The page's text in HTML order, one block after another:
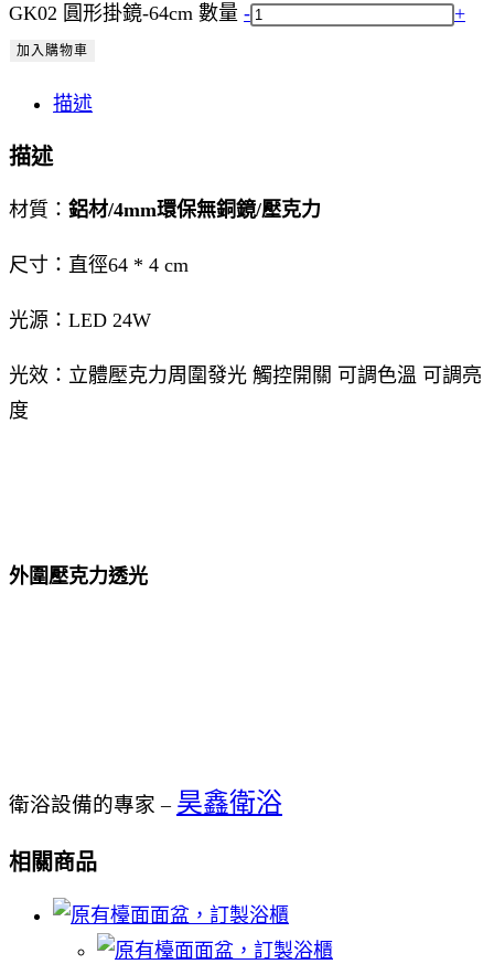
GK02 圓形掛鏡-64cm 數量 - +
加入購物車
描述
描述
材質： 鋁材/4mm環保無銅鏡/壓克力
尺寸：直徑64 * 4 cm
光源：LED 24W
光效：立體壓克力周圍發光 觸控開關 可調色溫 可調亮
度
外圍壓克力透光
衛浴設備的專家 – 昊鑫衛浴
相關商品